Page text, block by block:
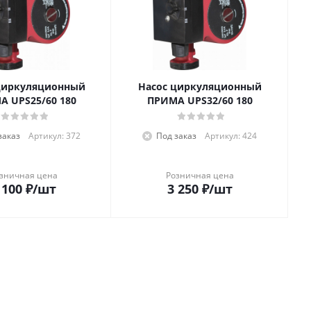
UPS25/60 180
Артикул: 372
цена
₽/шт
Насос циркуляционный
ПРИМА UPS32/60 180
Под заказ Артикул: 424
Розничная цена
3 250₽/шт